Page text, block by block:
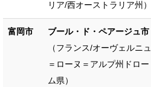
リア/西オーストラリア州）
富岡市
ブール・ド・ペアージュ市
（フランス/オーヴェルニュ
＝ローヌ＝アルプ州ドロー
ム県）